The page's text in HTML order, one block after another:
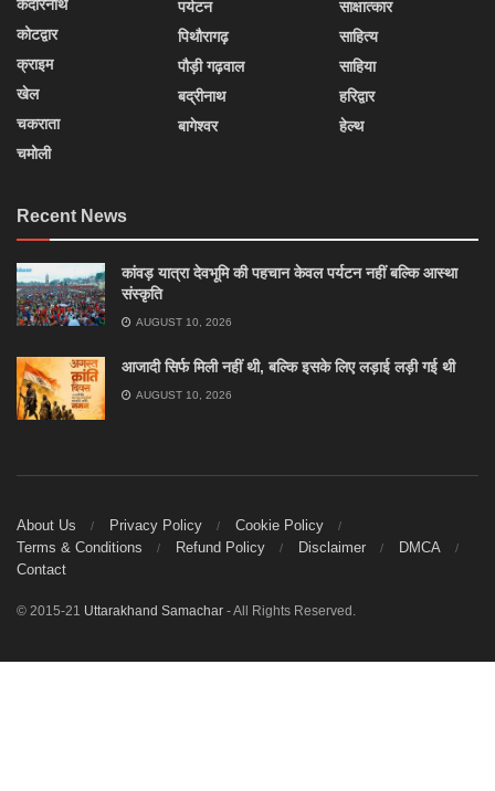
केदारनाथ
कोटद्वार
क्राइम
खेल
चकराता
चमोली
पर्यटन
पिथौरागढ़
पौड़ी गढ़वाल
बद्रीनाथ
बागेश्वर
साक्षात्कार
साहित्य
साहिया
हरिद्वार
हेल्थ
Recent News
कांवड़ यात्रा देवभूमि की पहचान केवल पर्यटन नहीं बल्कि आस्था
संस्कृति
AUGUST 10, 2026
आजादी सिर्फ मिली नहीं थी, बल्कि इसके लिए लड़ाई लड़ी गई थी
AUGUST 10, 2026
About Us Privacy Policy
Cookie Policy
Terms & Conditions
Refund Policy Disclaimer
DMCA
Contact
© 2015-21 Uttarakhand Samachar - All Rights Reserved.